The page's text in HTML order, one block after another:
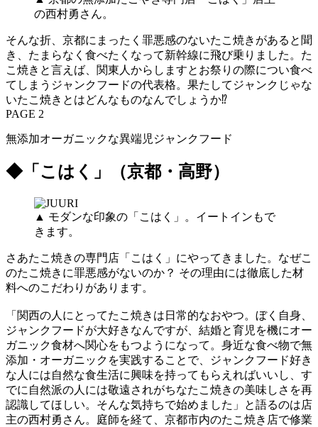
の西村勇さん。
そんな折、京都にまったく罪悪感のないたこ焼きがあると聞
き、たまらなく食べたくなって新幹線に飛び乗りました。た
こ焼きと言えば、関東人からしますとお祭りの際につい食べ
てしまうジャンクフードの代表格。果たしてジャンクじゃな
いたこ焼きとはどんなものなんでしょうか⁉
PAGE 2
無添加オーガニックな異端児ジャンクフード
◆「こはく」（京都・高野）
▲ モダンな印象の「こはく」。イートインもで
きます。
さあたこ焼きの専門店「こはく」にやってきました。なぜこ
のたこ焼きに罪悪感がないのか？ その理由には徹底した材
料へのこだわりがあります。
「関西の人にとってたこ焼きは日常的なおやつ。ぼく自身、
ジャンクフードが大好きなんですが、結婚と育児を機にオー
ガニック食材へ関心をもつようになって。身近な食べ物で無
添加・オーガニックを実践することで、ジャンクフード好き
な人には自然な食生活に興味を持ってもらえればいいし、す
でに自然派の人には敬遠されがちなたこ焼きの美味しさを再
認識してほしい。そんな気持ちで始めました」と語るのは店
主の西村勇さん。庭師を経て、京都市内のたこ焼き店で修業